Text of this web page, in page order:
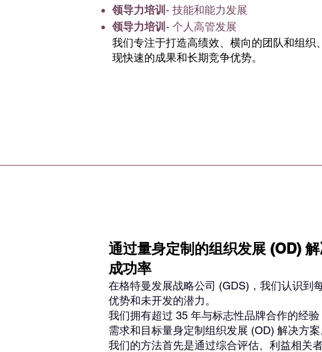
领导力培训 - 技能和能力发展
领导力培训 - 个人高管发展
我们专注于打造高绩效、横向的团队和组织
现快速的成果和长期竞争优势。
通过量身定制的组织发展 (OD)
成功率
在格特曼发展战略公司 (GDS)，我们认识到
优势和未开发的潜力。
我们拥有超过 35 年与标志性品牌合作的经
需求和目标量身定制组织发展 (OD) 解决方案
我们的方法首先是通过综合评估、利益相关